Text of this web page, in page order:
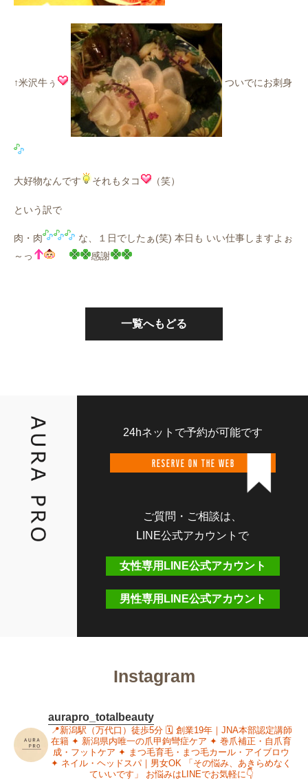
↑米沢牛ぅ ついでにお刺身
大好物なんです それもタコ （笑）
という訳で
肉・肉
な、１日でしたぁ(笑) 本日も いい仕事しますよぉ
～っ
感謝
一覧へもどる
24hネットで予約が可能です
RESERVE ON THE WEB
ご質問・ご相談は、
LINE公式アカウントで
女性専用LINE公式アカウント
男性専用LINE公式アカウント
Instagram
aurapro_totalbeauty
📍新潟駅（万代口）徒歩5分🗓 創業19年｜JNA本部認定講師
在籍 ✦ 新潟県内唯一の爪甲鉤彎症ケア ✦ 巻爪補正・自爪育
成・フットケア ✦ まつ毛育毛・まつ毛カール・アイブロウ
✦ ネイル・ヘッドスパ｜男女OK 「その悩み、あきらめなく
ていいです」
お悩みはLINEでお気軽に👇